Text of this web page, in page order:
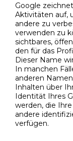
Google
Aktivitäten auf,
andere zu
verwenden zu
sichtbares,
den für das
Dieser Name
In manchen
anderen
Inhalten über
Identität Ihres
werden, die
andere
verfügen.